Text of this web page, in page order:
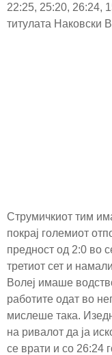
22:25, 25:20, 26:24,
титулата Наковски
Струмичкиот тим
покрај големиот
предност од 2:0 во
третиот сет и
Волеј имаше
работите одат во
мислеше така.
на ривалот да ја
се врати и со 26:24